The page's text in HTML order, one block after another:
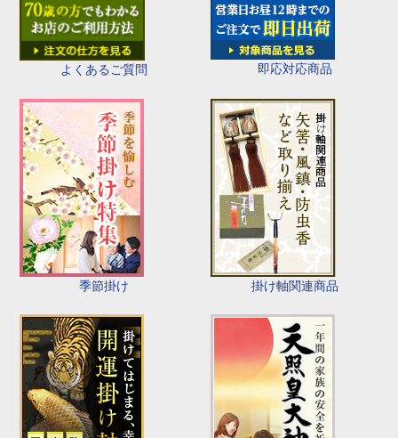
よくあるご質問 即応対応商品
季節掛け 掛け軸関連商品